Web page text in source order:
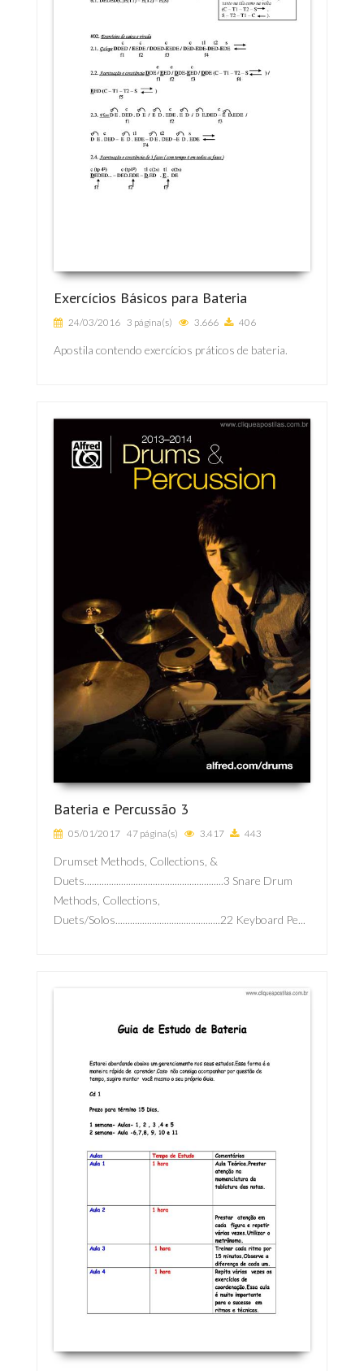
Exercícios Básicos para Bateria
24/03/2016 3 página(s) 3.666 406
Apostila contendo exercícios práticos de bateria.
Bateria e Percussão 3
05/01/2017 47 página(s) 3.417 443
Drumset Methods, Collections, &
Duets.........................................................3 Snare Drum
Methods, Collections,
Duets/Solos...........................................22 Keyboard Pe...